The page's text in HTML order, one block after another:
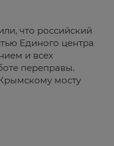
что российский
Единого центра
и всех
переправы.
мосту